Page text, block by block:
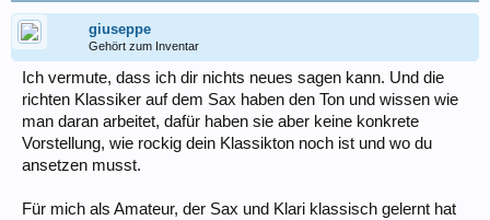
giuseppe
Gehört zum Inventar
Ich vermute, dass ich dir nichts neues sagen kann. Und die
richten Klassiker auf dem Sax haben den Ton und wissen wie
man daran arbeitet, dafür haben sie aber keine konkrete
Vorstellung, wie rockig dein Klassikton noch ist und wo du
ansetzen musst.
Für mich als Amateur, der Sax und Klari klassisch gelernt hat